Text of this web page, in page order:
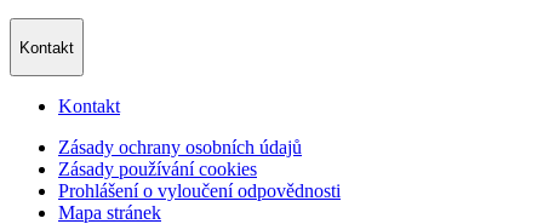
Kontakt
Kontakt
Zásady ochrany osobních údajů
Zásady používání cookies
Prohlášení o vyloučení odpovědnosti
Mapa stránek